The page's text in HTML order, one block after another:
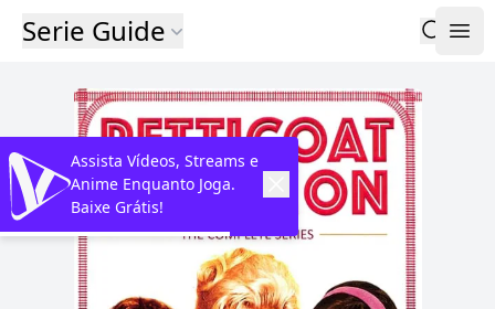
Serie Guide
Assista Vídeos, Streams e
Anime Enquanto Joga.
Baixe Grátis!